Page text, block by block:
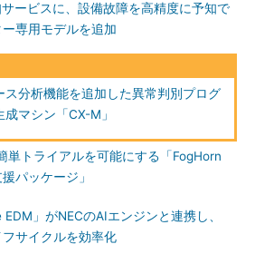
ービスに、設備故障を高精度に予知で
ー専用モデルを追加
ス分析機能を追加した異常判別プログ
マシン「CX-M」
単トライアルを可能にする「FogHorn
パッケージ」
EDM」がNECのAIエンジンと連携し、
サイクルを効率化